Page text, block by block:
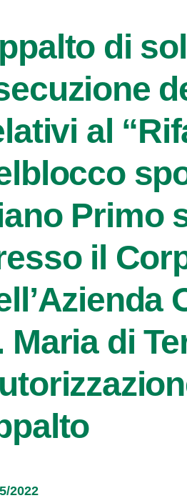
di
al
Primo
il
Maria di
2022